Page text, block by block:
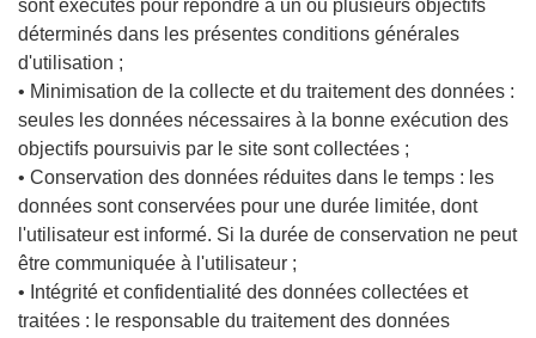
sont exécutés pour répondre à un ou plusieurs objectifs
déterminés dans les présentes conditions générales
d'utilisation ;
• Minimisation de la collecte et du traitement des données :
seules les données nécessaires à la bonne exécution des
objectifs poursuivis par le site sont collectées ;
• Conservation des données réduites dans le temps : les
données sont conservées pour une durée limitée, dont
l'utilisateur est informé. Si la durée de conservation ne peut
être communiquée à l'utilisateur ;
• Intégrité et confidentialité des données collectées et
traitées : le responsable du traitement des données